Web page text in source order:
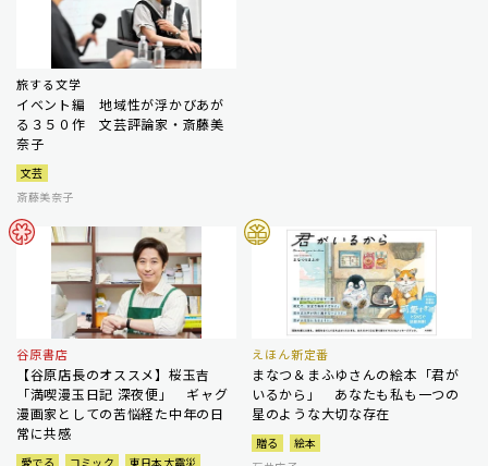
旅する文学
イベント編 地域性が浮かびあが
る３５０作 文芸評論家・斎藤美
奈子
文芸
斎藤美奈子
谷原書店
【谷原店長のオススメ】桜玉吉
「満喫漫玉日記 深夜便」 ギャグ
漫画家としての苦悩経た中年の日
常に共感
愛でる コミック
東日本大震災
えほん新定番
まなつ＆まふゆさんの絵本「君が
いるから」 あなたも私も一つの
星のような大切な存在
贈る
絵本